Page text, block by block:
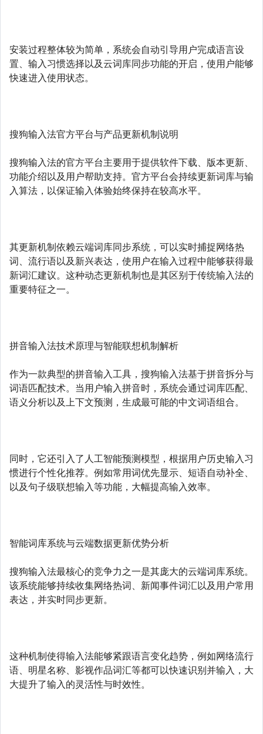
安装过程整体较为简单，系统会自动引导用户完成语言设
置、输入习惯选择以及云词库同步功能的开启，使用户能够
快速进入使用状态。
搜狗输入法官方平台与产品更新机制说明
搜狗输入法的官方平台主要用于提供软件下载、版本更新、
功能介绍以及用户帮助支持。官方平台会持续更新词库与输
入算法，以保证输入体验始终保持在较高水平。
其更新机制依赖云端词库同步系统，可以实时捕捉网络热
词、流行语以及新兴表达，使用户在输入过程中能够获得最
新词汇建议。这种动态更新机制也是其区别于传统输入法的
重要特征之一。
拼音输入法技术原理与智能联想机制解析
作为一款典型的拼音输入工具，搜狗输入法基于拼音拆分与
词语匹配技术。当用户输入拼音时，系统会通过词库匹配、
语义分析以及上下文预测，生成最可能的中文词语组合。
同时，它还引入了人工智能预测模型，根据用户历史输入习
惯进行个性化推荐。例如常用词优先显示、短语自动补全、
以及句子级联想输入等功能，大幅提高输入效率。
智能词库系统与云端数据更新优势分析
搜狗输入法最核心的竞争力之一是其庞大的云端词库系统。
该系统能够持续收集网络热词、新闻事件词汇以及用户常用
表达，并实时同步更新。
这种机制使得输入法能够紧跟语言变化趋势，例如网络流行
语、明星名称、影视作品词汇等都可以快速识别并输入，大
大提升了输入的灵活性与时效性。